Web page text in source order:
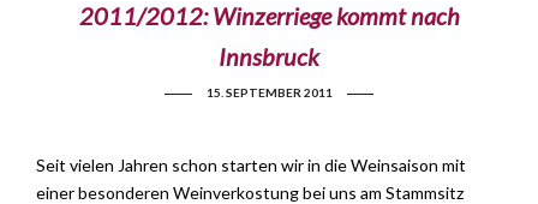
2011/2012: Winzerriege kommt nach
Innsbruck
15. SEPTEMBER 2011
Seit vielen Jahren schon starten wir in die Weinsaison mit
einer besonderen Weinverkostung bei uns am Stammsitz